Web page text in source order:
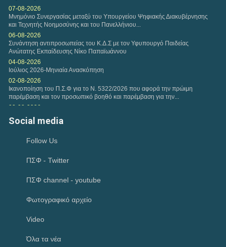
07-08-2026
Μνημόνιο Συνεργασίας μεταξύ του Υπουργείου Ψηφιακής Διακυβέρνησης
και Τεχνητής Νοημοσύνης και του Πανελλήνιου...
06-08-2026
Συνάντηση αντιπροσωπείας του Κ.Δ.Σ με τον Υφυπουργό Παιδείας
Ανώτατης Εκπαίδευσης Νίκο Παπαϊωάννου
04-08-2026
Ιούλιος 2026-Μηνιαία Ανασκόπηση
02-08-2026
Ικανοποίηση του Π.Σ.Φ για το Ν. 5322/2026 που αφορά την πρώιμη
παρέμβαση και τον προσωπικό βοηθό και παρέμβαση για την...
02-08-2026
την εφαρμογή ηλεκτρονικού μηχανισμού στην εκτέλεση των...
Παρέμβαση του Πανελλήνιου Συλλόγου Φυσικοθεραπευτών προς την
28-07-2026
28-07-2026
της Europe Region of World Physiotherapy στην Πρίστινα του Κοσόβου
Social media
Follow Us
ΠΣΦ - Twitter
ΠΣΦ channel - youtube
Φωτογραφικό αρχείο
Video
Όλα τα νέα